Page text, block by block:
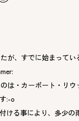
が、すでに始まってい
は・カーポート・リウ
:-o
ける事により、多少の